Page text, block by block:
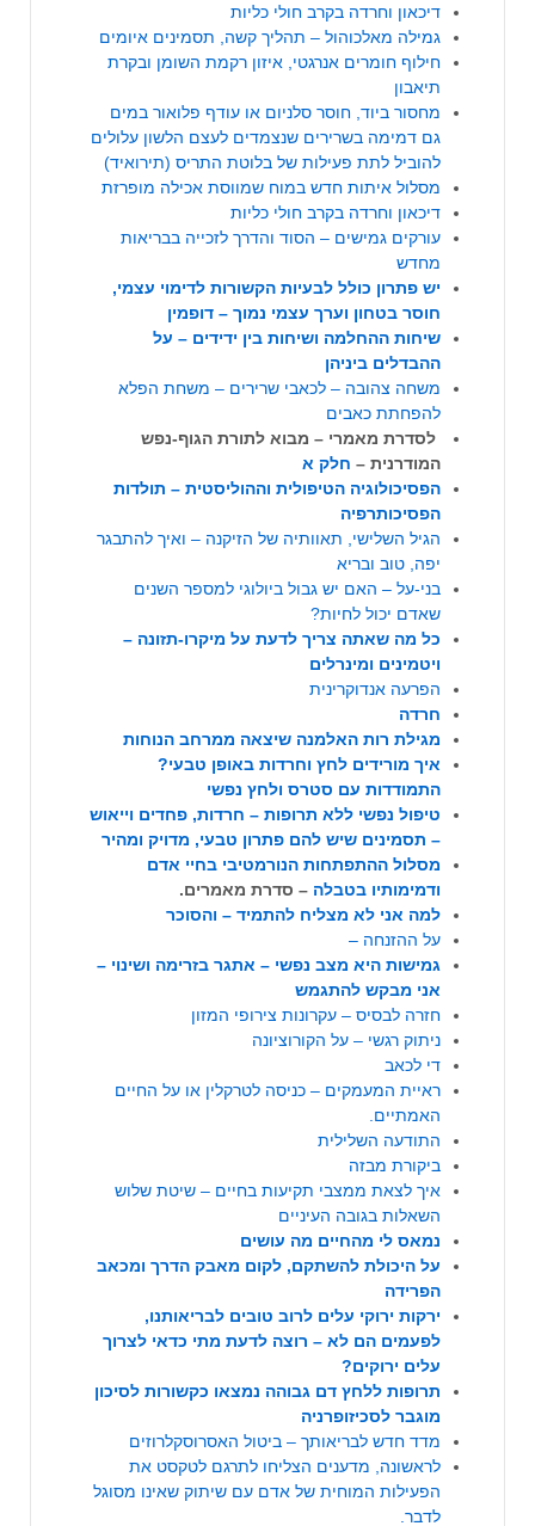
דיכאון וחרדה בקרב חולי כליות
גמילה מאלכוהול – תהליך קשה, תסמינים איומים
חילוף חומרים אנרגטי, איזון רקמת השומן ובקרת
תיאבון
מחסור ביוד, חוסר סלניום או עודף פלואור במים
גם דמימה בשרירים שנצמדים לעצם הלשון עלולים
להוביל לתת פעילות של בלוטת התריס (תירואיד)
מסלול איתות חדש במוח שמווסת אכילה מופרזת
דיכאון וחרדה בקרב חולי כליות
עורקים גמישים – הסוד והדרך לזכייה בבריאות
מחדש
יש פתרון כולל לבעיות הקשורות לדימוי עצמי,
חוסר בטחון וערך עצמי נמוך – דופמין
שיחות ההחלמה ושיחות בין ידידים – על
ההבדלים ביניהן
משחה צהובה – לכאבי שרירים – משחת הפלא
להפחתת כאבים
לסדרת מאמרי – מבוא לתורת הגוף-נפש
המודרנית – חלק א
הפסיכולוגיה הטיפולית וההוליסטית – תולדות
הפסיכותרפיה
הגיל השלישי, תאוותיה של הזיקנה – ואיך להתבגר
יפה, טוב ובריא
בני-על – האם יש גבול ביולוגי למספר השנים
שאדם יכול לחיות?
כל מה שאתה צריך לדעת על מיקרו-תזונה –
ויטמינים ומינרלים
הפרעה אנדוקרינית
חרדה
מגילת רות האלמנה שיצאה ממרחב הנוחות
איך מורידים לחץ וחרדות באופן טבעי?
התמודדות עם סטרס ולחץ נפשי
טיפול נפשי ללא תרופות – חרדות, פחדים וייאוש
– תסמינים שיש להם פתרון טבעי, מדויק ומהיר
מסלול ההתפתחות הנורמטיבי בחיי אדם
ודמימותיו בטבלה – סדרת מאמרים.
למה אני לא מצליח להתמיד – והסוכר
על ההזנחה –
גמישות היא מצב נפשי – אתגר בזרימה ושינוי –
אני מבקש להתגמש
חזרה לבסיס – עקרונות צירופי המזון
ניתוק רגשי – על הקורוציונה
די לכאב
ראיית המעמקים – כניסה לטרקלין או על החיים
האמתיים.
התודעה השלילית
ביקורת מבזה
איך לצאת ממצבי תקיעות בחיים – שיטת שלוש
השאלות בגובה העיניים
נמאס לי מהחיים מה עושים
על היכולת להשתקם, לקום מאבק הדרך ומכאב
הפרידה
ירקות ירוקי עלים לרוב טובים לבריאותנו,
לפעמים הם לא – רוצה לדעת מתי כדאי לצרוך
עלים ירוקים?
תרופות ללחץ דם גבוהה נמצאו כקשורות לסיכון
מוגבר לסכיזופרניה
מדד חדש לבריאותך – ביטול האסרוסקלרוזים
לראשונה, מדענים הצליחו לתרגם לטקסט את
הפעילות המוחית של אדם עם שיתוק שאינו מסוגל
לדבר.